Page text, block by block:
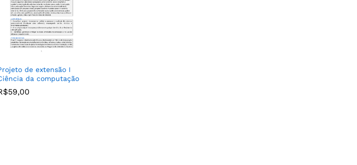
de extensão I
da computação
59,00
59,00